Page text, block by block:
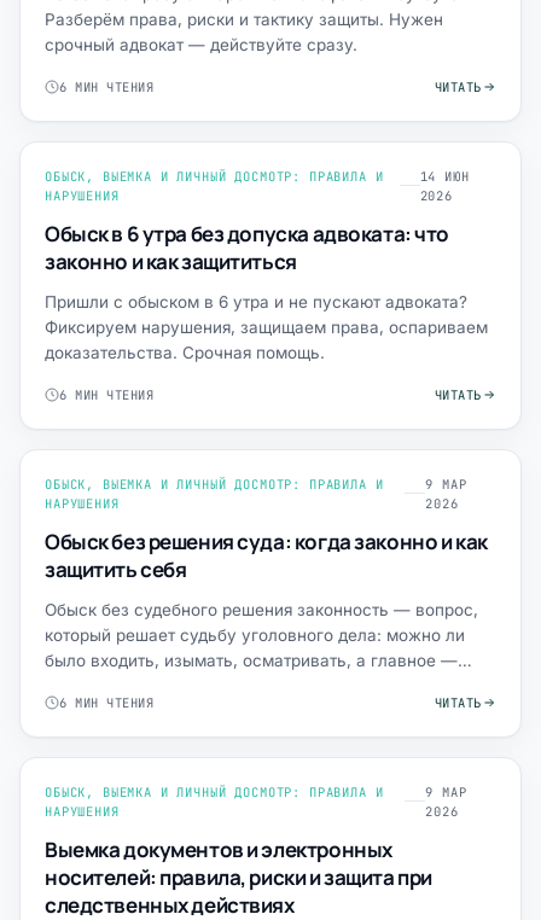
Разберём права, риски и тактику защиты. Нужен
срочный адвокат — действуйте сразу.
6 МИН ЧТЕНИЯ ЧИТАТЬ
ОБЫСК, ВЫЕМКА И ЛИЧНЫЙ ДОСМОТР: ПРАВИЛА И
НАРУШЕНИЯ
14 ИЮН
2026
Обыск в 6 утра без допуска адвоката: что
законно и как защититься
Пришли с обыском в 6 утра и не пускают адвоката?
Фиксируем нарушения, защищаем права, оспариваем
доказательства. Срочная помощь.
6 МИН ЧТЕНИЯ ЧИТАТЬ
ОБЫСК, ВЫЕМКА И ЛИЧНЫЙ ДОСМОТР: ПРАВИЛА И
НАРУШЕНИЯ
9 МАР
2026
Обыск без решения суда: когда законно и как
защитить себя
Обыск без судебного решения законность — вопрос,
который решает судьбу уголовного дела: можно ли
было входить, изымать, осматривать, а главное —
6 МИН ЧТЕНИЯ ЧИТАТЬ
ОБЫСК, ВЫЕМКА И ЛИЧНЫЙ ДОСМОТР: ПРАВИЛА И
НАРУШЕНИЯ
9 МАР
2026
Выемка документов и электронных
носителей: правила, риски и защита при
следственных действиях